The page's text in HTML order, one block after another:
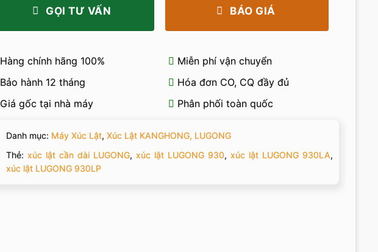
GỌI TƯ VẤN BÁO GIÁ
Hàng chính hãng 100%
Miễn phí vận chuyển
Bảo hành 12 tháng
Hóa đơn CO, CQ đầy đủ
Giá gốc tại nhà máy
Phân phối toàn quốc
Danh mục: Máy Xúc Lật, Xúc Lật KANGHONG, LUGONG
Thẻ: xúc lật cần dài LUGONG,xúc lật LUGONG 930,xúc lật LUGONG 930LA,
xúc lật LUGONG 930LP